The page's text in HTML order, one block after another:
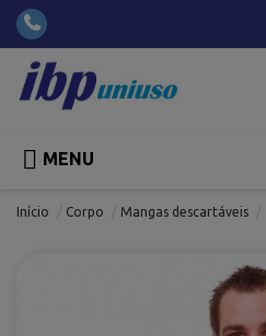
 MENU
Início Corpo Mangas descartáveis